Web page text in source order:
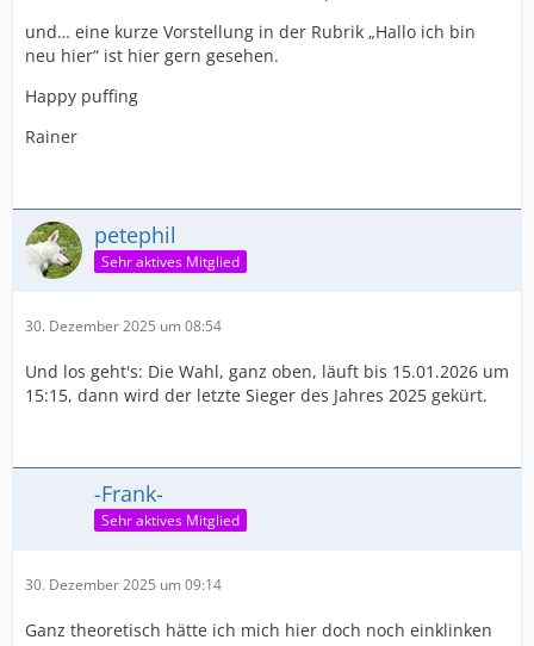
und… eine kurze Vorstellung in der Rubrik „Hallo ich bin
neu hier“ ist hier gern gesehen.
Happy puffing
Rainer
petephil
Sehr aktives Mitglied
30. Dezember 2025 um 08:54
Und los geht's: Die Wahl, ganz oben, läuft bis 15.01.2026 um
15:15, dann wird der letzte Sieger des Jahres 2025 gekürt.
-Frank-
Sehr aktives Mitglied
30. Dezember 2025 um 09:14
Ganz theoretisch hätte ich mich hier doch noch einklinken